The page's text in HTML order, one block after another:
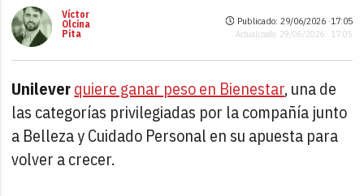
Víctor
Olcina
Pita
Publicado: 29/06/2026 ·17:05
Actualizado: 29/06/2026 · 17:05
Unileverquiere ganar peso en Bienestar, una de
las categorías privilegiadas por la compañía junto
a Belleza y Cuidado Personal en su apuesta para
volver a crecer.